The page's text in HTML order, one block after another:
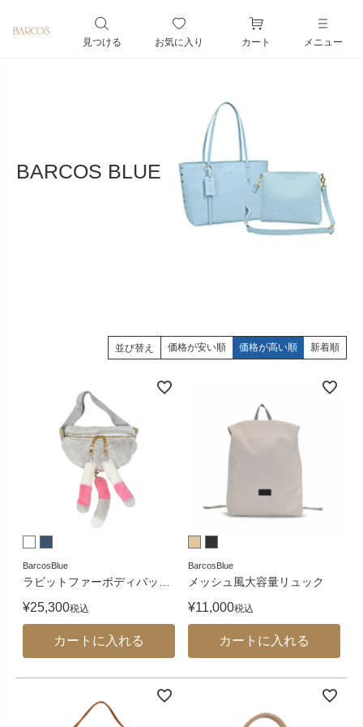
見つける お気に入り カート メニュー
BARCOS BLUE
BarcosBlue
ラビットファーボディバッ
¥25,300税込
カートに入れる
BarcosBlue
メッシュ風大容量リュック
¥11,000税込
カートに入れる
並び替え 価格が安い順 価格が高い順 新着順